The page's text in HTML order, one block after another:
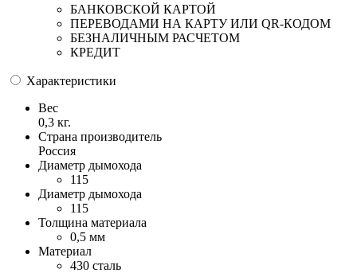
БАНКОВСКОЙ КАРТОЙ
ПЕРЕВОДАМИ НА КАРТУ ИЛИ QR-КОДОМ
БЕЗНАЛИЧНЫМ РАСЧЕТОМ
КРЕДИТ
Характеристики
Вес
0,3 кг.
Страна производитель
Россия
Диаметр дымохода
115
Диаметр дымохода
115
Толщина материала
0,5 мм
Материал
430 сталь